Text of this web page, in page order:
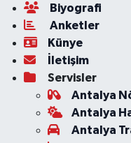
Biyografi
Anketler
Künye
İletişim
Servisler
Antalya
Antalya
Antalya